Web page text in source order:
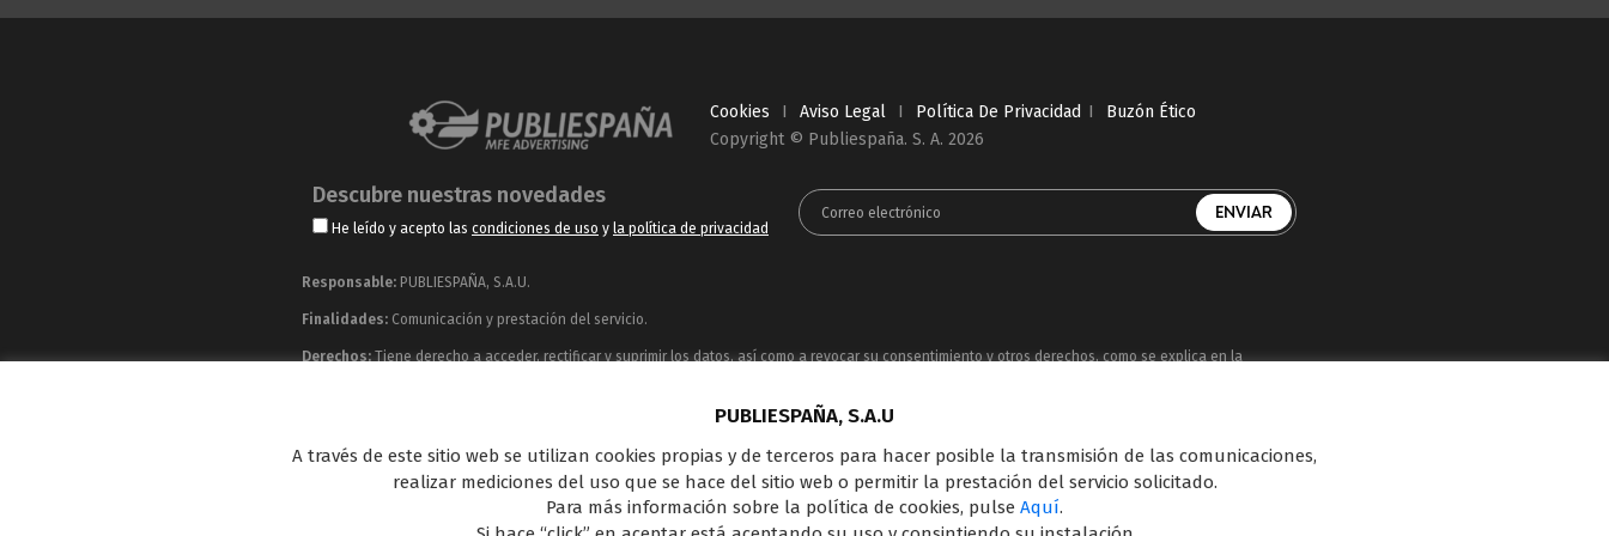
Cookies I Aviso Legal I Política De Privacidad I
Buzón Ético
Copyright © Publiespaña. S. A. 2026
Descubre nuestras novedades
He leído y acepto las condiciones de uso y la política de privacidad
Responsable: PUBLIESPAÑA, S.A.U.
Finalidades: Comunicación y prestación del servicio.
Derechos: Tiene derecho a acceder, rectificar y suprimir los datos, así como a revocar su consentimiento y otros derechos, como se explica en la
Publiespaña es empresa de Mediaset España concesionaria del espacio publicitario de sus siete canales en abierto: Telecinco, Cuatro, Factoría de Ficción, Boing, Divinity ,
Energy y Be Mad, así como de una amplia oferta en el panorama de medios y con una gran experiencia en la comercialización de diferentes soportes en Internet y TV
Outdoor Digital.
PUBLIESPAÑA, S.A.U
A través de este sitio web se utilizan cookies propias y de terceros para hacer posible la transmisión de las comunicaciones,
realizar mediciones del uso que se hace del sitio web o permitir la prestación del servicio solicitado.
Para más información sobre la política de cookies, pulse Aquí.